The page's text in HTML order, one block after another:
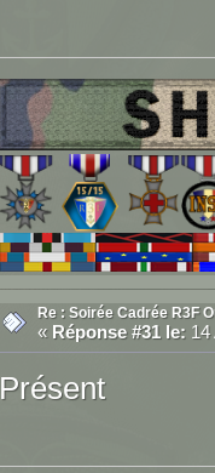
Re : Soirée Cadrée R3F
« Réponse #31 le:14
Présent